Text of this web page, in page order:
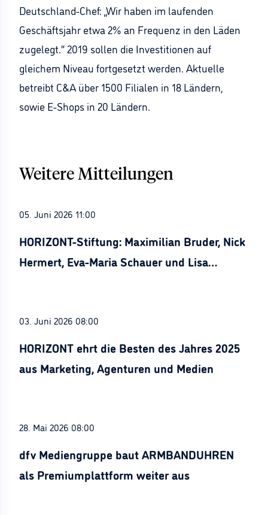
Deutschland-Chef: „Wir haben im laufenden
Geschäftsjahr etwa 2% an Frequenz in den Läden
zugelegt.“ 2019 sollen die Investitionen auf
gleichem Niveau fortgesetzt werden. Aktuelle
betreibt C&A über 1500 Filialen in 18 Ländern,
sowie E-Shops in 20 Ländern.
Weitere Mitteilungen
05. Juni 2026 11:00
HORIZONT-Stiftung: Maximilian Bruder, Nick
Hermert, Eva-Maria Schauer und Lisa
03. Juni 2026 08:00
HORIZONT ehrt die Besten des Jahres 2025
aus Marketing, Agenturen und Medien
28. Mai 2026 08:00
dfv Mediengruppe baut ARMBANDUHREN
als Premiumplattform weiter aus